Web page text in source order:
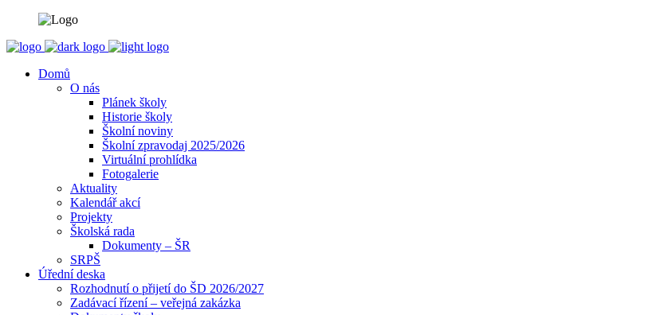
Domů
O nás
Plánek školy
Historie školy
Školní noviny
Školní zpravodaj 2025/2026
Virtuální prohlídka
Fotogalerie
Aktuality
Kalendář akcí
Projekty
Školská rada
Dokumenty – ŠR
SRPŠ
Úřední deska
Rozhodnutí o přijetí do ŠD 2026/2027
Zadávací řízení – veřejná zakázka